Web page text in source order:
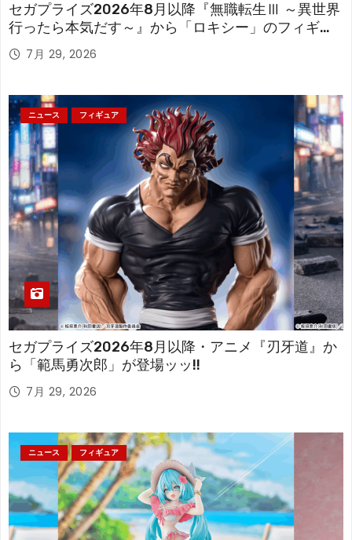
セガプライズ2026年8月以降『無職転生Ⅲ ～異世界
行ったら本気だす～』から「ロキシー」のフィギュ
アが登場！
7月 29, 2026
ニュース フィギュア
セガプライズ2026年8月以降・アニメ『刃牙道』か
ら「範馬勇次郎」が登場ッッ!!
7月 29, 2026
ニュース フィギュア